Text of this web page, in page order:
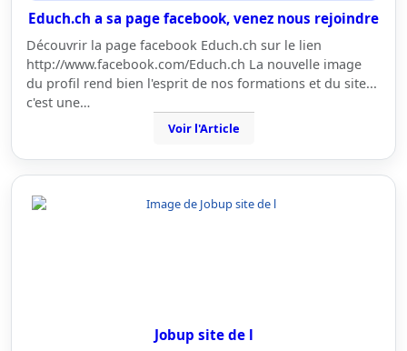
Educh.ch a sa page facebook, venez nous rejoindre
Découvrir la page facebook Educh.ch sur le lien
http://www.facebook.com/Educh.ch La nouvelle image
du profil rend bien l'esprit de nos formations et du site...
c'est une…
Voir l'Article
Jobup site de l